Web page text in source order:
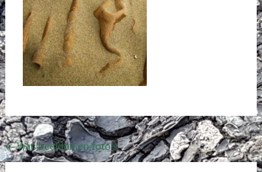
Bericht
navigatie
←Wat: beelden en foto’s